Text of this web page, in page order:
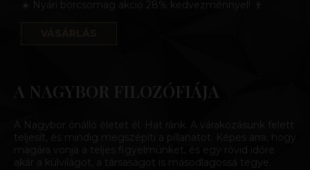
☀️ Nyári borcsomag akció 28% kedvezménnyel! 🍷
A NAGYBOR FILOZÓFIÁJA
A Nagybor önálló életet él. Hat ránk. A várakozásunk felett
teljesít, és mindig megszépíti a pillanatot. Képes arra, hogy
magára vonja a teljes figyelmünket, és egy rövid időre
akár a külvilágot, a társaságot is másodlagossá tegye.